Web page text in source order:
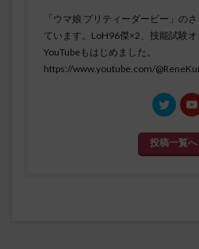
「ウマ娘 プリティーダービー」の
ています。LoH96傑×2、技能試験
YouTubeもはじめました。
https://www.youtube.com/
投稿一覧へ